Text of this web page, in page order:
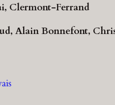
Clermont-Ferrand
Alain Bonnefont,